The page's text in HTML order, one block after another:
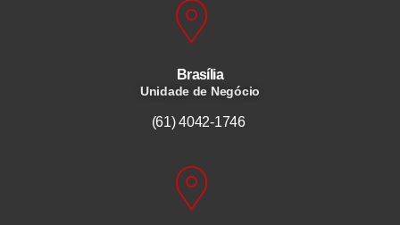
Brasília
Unidade de Negócio
(61) 4042-1746